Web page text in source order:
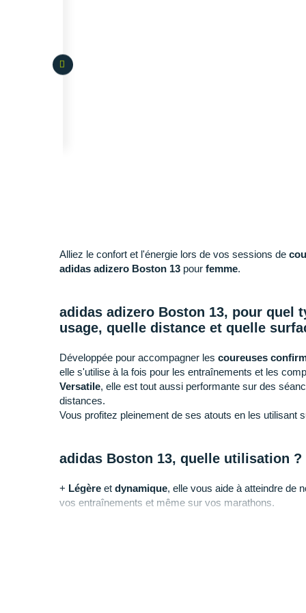
Alliez le confort et l'énergie lors de vos sessions de
adidas adizero Boston 13 pour femme.
adidas adizero Boston 13, pour quel
usage, quelle distance et quelle
Développée pour accompagner les coureuses
elle s'utilise à la fois pour les entraînements et les
Versatile, elle est tout aussi performante sur des
distances.
Vous profitez pleinement de ses atouts en les utilisant
adidas Boston 13, quelle utilisation ?
+ Légère et dynamique, elle vous aide à atteindre de
vos entraînements et même sur vos marathons.